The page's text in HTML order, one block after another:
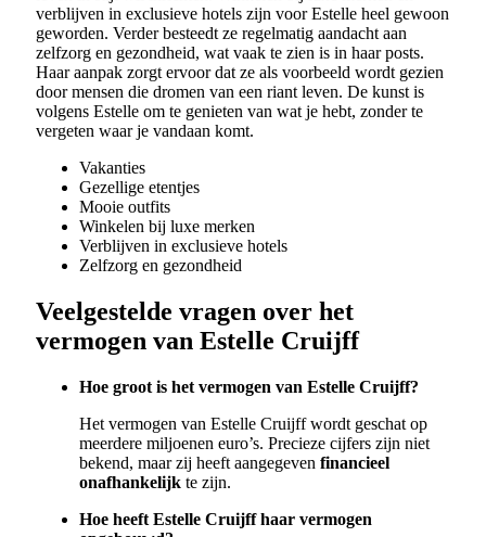
verblijven in exclusieve hotels zijn voor Estelle heel gewoon
geworden. Verder besteedt ze regelmatig aandacht aan
zelfzorg en gezondheid, wat vaak te zien is in haar posts.
Haar aanpak zorgt ervoor dat ze als voorbeeld wordt gezien
door mensen die dromen van een riant leven. De kunst is
volgens Estelle om te genieten van wat je hebt, zonder te
vergeten waar je vandaan komt.
Vakanties
Gezellige etentjes
Mooie outfits
Winkelen bij luxe merken
Verblijven in exclusieve hotels
Zelfzorg en gezondheid
Veelgestelde vragen over het
vermogen van Estelle Cruijff
Hoe groot is het vermogen van Estelle Cruijff?
Het vermogen van Estelle Cruijff wordt geschat op
meerdere miljoenen euro’s. Precieze cijfers zijn niet
bekend, maar zij heeft aangegeven financieel
onafhankelijk te zijn.
Hoe heeft Estelle Cruijff haar vermogen